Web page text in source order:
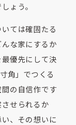
ょう。
ては確固たる
な家にするか
優先にして決
角」でつくる
の自信作です
せられるか
、その想いに